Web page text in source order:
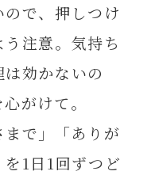
で、押しつけ
注意。気持ち
効かないの
がけて。
で」「ありが
1日1回ずつど